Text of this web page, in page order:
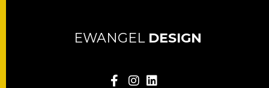
EWANGEL DESIGN